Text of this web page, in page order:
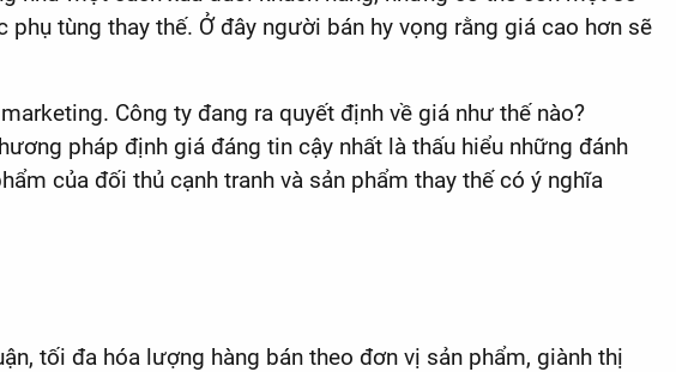
tùng thay thế. Ở đây người bán hy vọng rằng giá cao hơn sẽ
Công ty đang ra quyết định về giá như thế nào?
pháp định giá đáng tin cậy nhất là thấu hiểu những đánh
của đối thủ cạnh tranh và sản phẩm thay thế có ý nghĩa
tối đa hóa lượng hàng bán theo đơn vị sản phẩm, giành thị